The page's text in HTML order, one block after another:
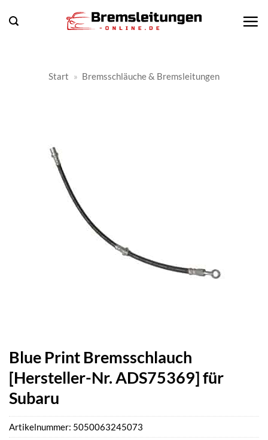
Inhalt
Start » Bremsschläuche & Bremsleitungen
Blue Print Bremsschlauch
[Hersteller-Nr. ADS75369] für
Subaru
Artikelnummer: 5050063245073